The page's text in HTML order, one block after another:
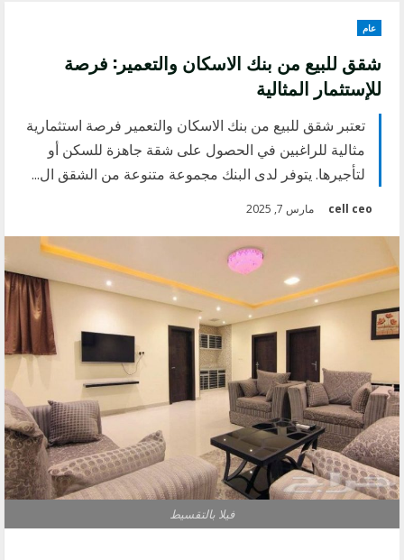
عام
شقق للبيع من بنك الاسكان والتعمير: فرصة
للإستثمار المثالية
تعتبر شقق للبيع من بنك الاسكان والتعمير فرصة استثمارية
مثالية للراغبين في الحصول على شقة جاهزة للسكن أو
لتأجيرها. يتوفر لدى البنك مجموعة متنوعة من الشقق ال...
cell ceo مارس 7, 2025
فيلا بالتقسيط